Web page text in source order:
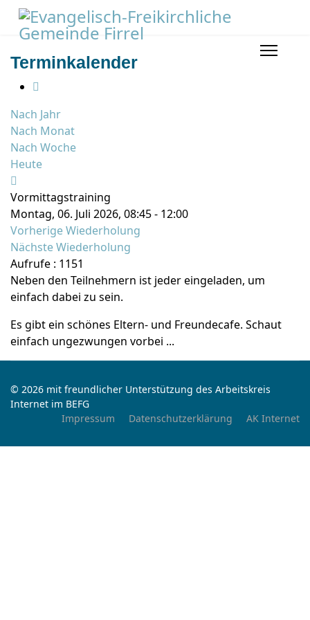
Terminkalender
Nach Jahr
Nach Monat
Nach Woche
Heute
Vormittagstraining
Montag, 06. Juli 2026, 08:45 - 12:00
Vorherige Wiederholung
Nächste Wiederholung
Aufrufe : 1151
Neben den Teilnehmern ist jeder eingeladen, um
einfach dabei zu sein.
Es gibt ein schönes Eltern- und Freundecafe. Schaut
einfach ungezwungen vorbei ...
© 2026 mit freundlicher Unterstützung des Arbeitskreis
Internet im BEFG
Impressum
Datenschutzerklärung AK Internet